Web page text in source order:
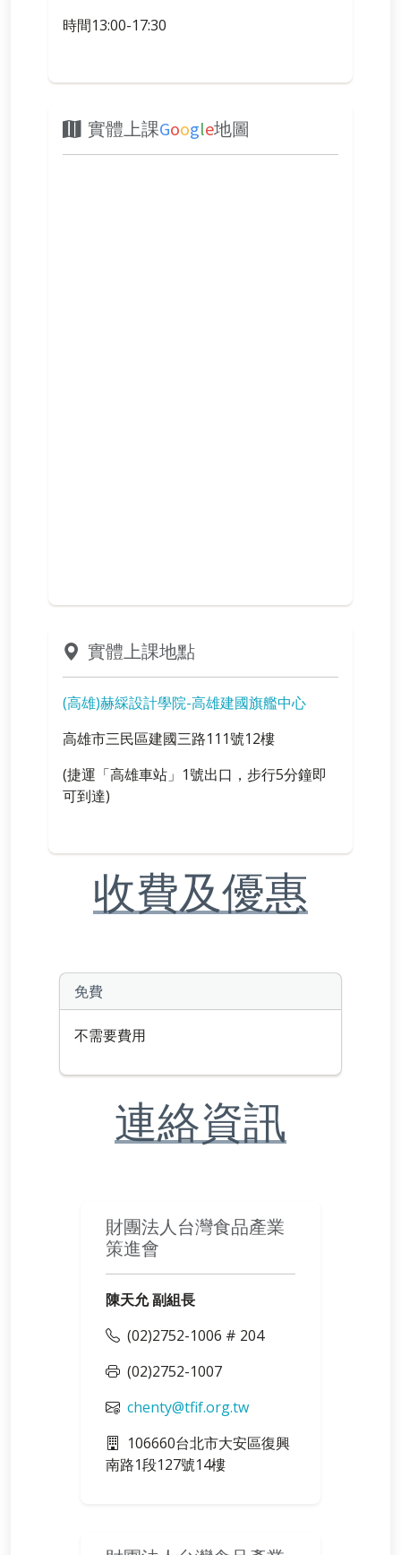
時間13:00-17:30
實體上課Google地圖
實體上課地點
(高雄)赫綵設計學院-高雄建國旗艦中心
高雄市三民區建國三路111號12樓
(捷運「高雄車站」1號出口，步行5分鐘即
可到達)
收費及優惠
免費
不需要費用
連絡資訊
財團法人台灣食品產業
策進會
陳天允 副組長
(02)2752-1006 # 204
(02)2752-1007
chenty@tfif.org.tw
106660台北市大安區復興
南路1段127號14樓